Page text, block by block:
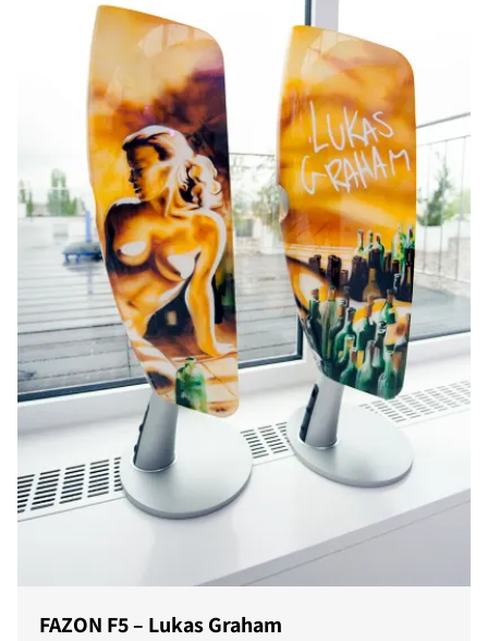
FAZON F5 – Lukas Graham